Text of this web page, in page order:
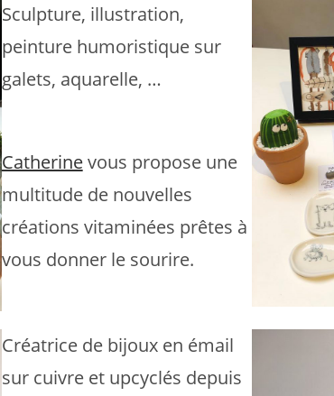
Sculpture, illustration,
peinture humoristique sur
galets, aquarelle, …
Catherinevous propose une
multitude de nouvelles
créations vitaminées prêtes à
vous donner le sourire.
Créatrice de bijoux en émail
sur cuivre et upcyclés depuis